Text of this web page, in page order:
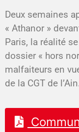
Deux semaines
« Athanor »
Paris, la réalité
dossier « hors
malfaiteurs en
de la CGT de